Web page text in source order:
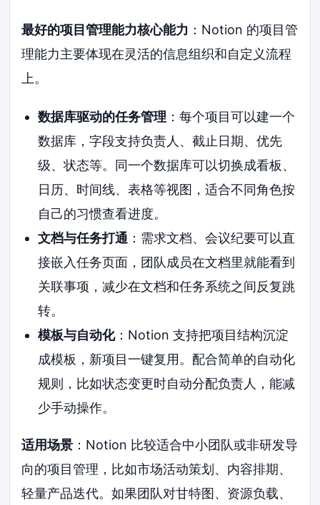
最好的项目管理能力核心能力 ：Notion 的项目管
理能力主要体现在灵活的信息组织和自定义流程
上。
数据库驱动的任务管理 ：每个项目可以建一个
数据库，字段支持负责人、截止日期、优先
级、状态等。同一个数据库可以切换成看板、
日历、时间线、表格等视图，适合不同角色按
自己的习惯查看进度。
文档与任务打通 ：需求文档、会议纪要可以直
接嵌入任务页面，团队成员在文档里就能看到
关联事项，减少在文档和任务系统之间反复跳
转。
模板与自动化：Notion 支持把项目结构沉淀
成模板，新项目一键复用。配合简单的自动化
规则，比如状态变更时自动分配负责人，能减
少手动操作。
适用场景 ：Notion 比较适合中小团队或非研发导
向的项目管理，比如市场活动策划、内容排期、
轻量产品迭代。如果团队对甘特图、资源负载、